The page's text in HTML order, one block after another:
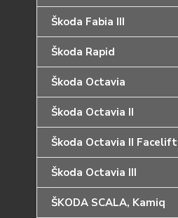
Škoda Fabia III
Škoda Rapid
Škoda Octavia
Škoda Octavia II
Škoda Octavia II Facelift
Škoda Octavia III
ŠKODA SCALA, Kamiq